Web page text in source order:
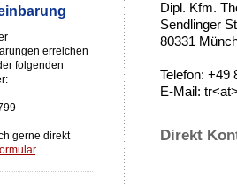
erreichen
folgenden
gerne direkt
.
Dipl. Kfm.
Sendlinger
80331
Telefon: +49
E-Mail:
Direkt